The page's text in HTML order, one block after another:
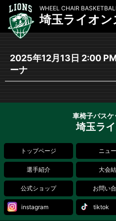
WHEEL CHAIR
埼玉ライオン
2025年12月13日 2:00
ーナ
車椅子バス
埼玉ラ
トップページ ニュ
選手紹介 大会
公式ショップ お問い
instagram tiktok